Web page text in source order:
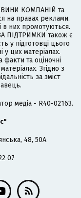
КОМПАНІЙ та
на правах реклами.
в них промотуються.
ПІДТРИМКИ також є
у підготовці цього
у цих матеріалах.
факти та оціночні
Згідно з
за зміст
медіа - R40-02163.
48, 50А
07